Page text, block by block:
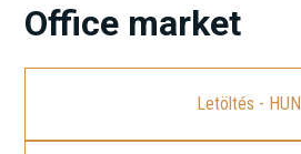
Office market
Letöltés - HUN